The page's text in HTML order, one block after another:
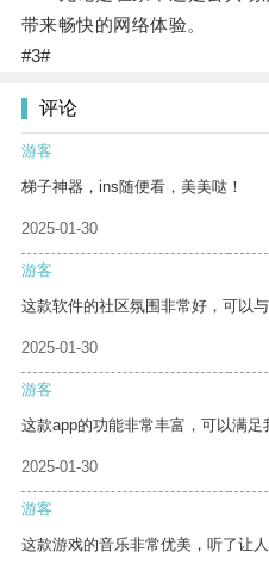
带来畅快的网络体验。
#3#
评论
游客
梯子神器，ins随便看，美美哒！
2025-01-30
游客
这款软件的社区氛围非常好，可以
2025-01-30
游客
这款app的功能非常丰富，可以满足
2025-01-30
游客
这款游戏的音乐非常优美，听了让人